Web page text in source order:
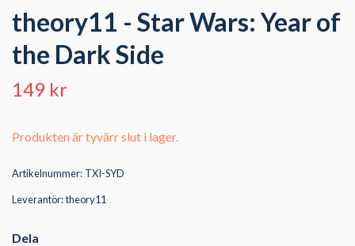
theory11 - Star Wars: Year of
the Dark Side
149 kr
Produkten är tyvärr slut i lager.
Artikelnummer: TXI-SYD
Leverantör:theory11
Dela